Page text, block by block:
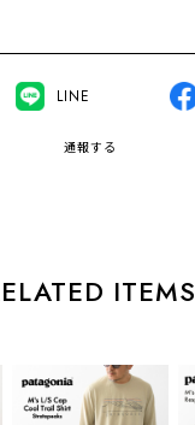
LINE
通報する
ITEMS